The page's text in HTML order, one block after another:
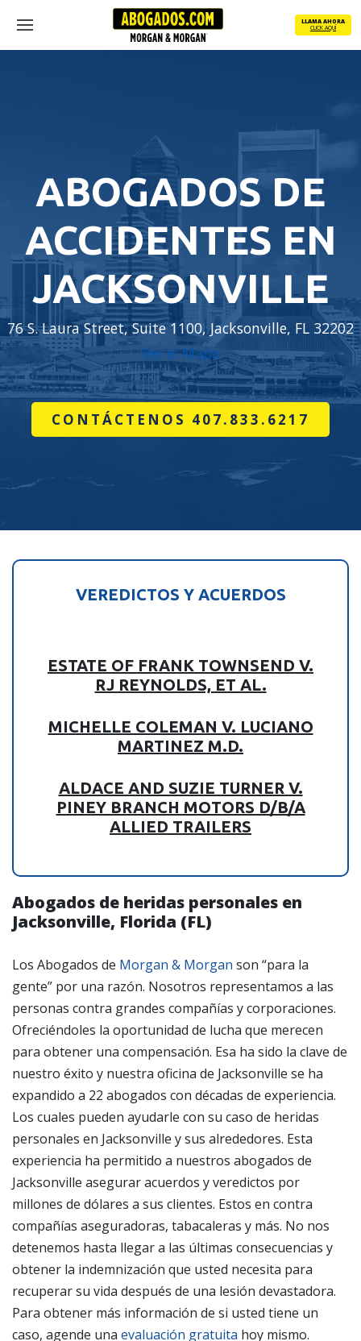
main
Menu
LLAMA AHORA
CLICK AQUÍ
ABOGADOS DE
ACCIDENTES EN
JACKSONVILLE
76 S. Laura Street, Suite 1100, Jacksonville, FL 32202
Ver el Mapa
CONTÁCTENOS 407.833.6217
VEREDICTOS Y ACUERDOS
ESTATE OF FRANK TOWNSEND V.
RJ REYNOLDS, ET AL.
MICHELLE COLEMAN V. LUCIANO
MARTINEZ M.D.
ALDACE AND SUZIE TURNER V.
PINEY BRANCH MOTORS D/B/A
ALLIED TRAILERS
Abogados de heridas personales en
Jacksonville, Florida (FL)
Los Abogados de Morgan & Morgan son “para la
gente” por una razón. Nosotros representamos a las
personas contra grandes compañías y corporaciones.
Ofreciéndoles la oportunidad de lucha que merecen
para obtener una compensación. Esa ha sido la clave de
nuestro éxito y nuestra oficina de Jacksonville se ha
expandido a 22 abogados con décadas de experiencia.
Los cuales pueden ayudarle con su caso de heridas
personales en Jacksonville y sus alrededores. Esta
experiencia ha permitido a nuestros abogados de
Jacksonville asegurar acuerdos y veredictos por
millones de dólares a sus clientes. Estos en contra
compañías aseguradoras, tabacaleras y más. No nos
detenemos hasta llegar a las últimas consecuencias y
obtener la indemnización que usted necesita para
recuperar su vida después de una lesión devastadora.
Para obtener más información de si usted tiene un
caso, agende una evaluación gratuita hoy mismo.